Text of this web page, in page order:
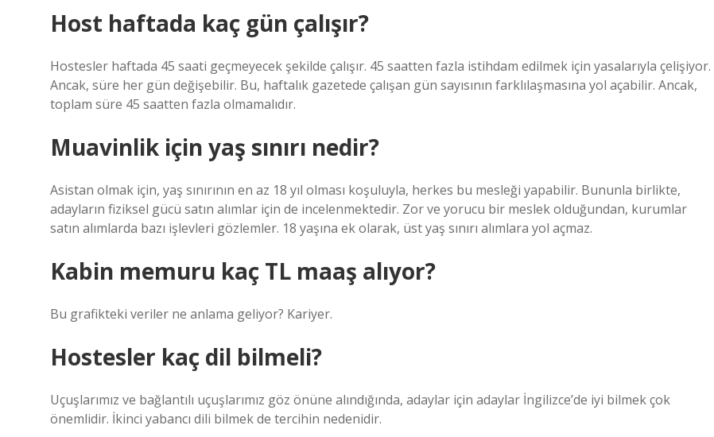
Host haftada kaç gün çalışır?
Hostesler haftada 45 saati geçmeyecek şekilde çalışır. 45 saatten fazla istihdam edilmek için yasalarıyla çelişiyor.
Ancak, süre her gün değişebilir. Bu, haftalık gazetede çalışan gün sayısının farklılaşmasına yol açabilir. Ancak,
toplam süre 45 saatten fazla olmamalıdır.
Muavinlik için yaş sınırı nedir?
Asistan olmak için, yaş sınırının en az 18 yıl olması koşuluyla, herkes bu mesleği yapabilir. Bununla birlikte,
adayların fiziksel gücü satın alımlar için de incelenmektedir. Zor ve yorucu bir meslek olduğundan, kurumlar
satın alımlarda bazı işlevleri gözlemler. 18 yaşına ek olarak, üst yaş sınırı alımlara yol açmaz.
Kabin memuru kaç TL maaş alıyor?
Bu grafikteki veriler ne anlama geliyor? Kariyer.
Hostesler kaç dil bilmeli?
Uçuşlarımız ve bağlantılı uçuşlarımız göz önüne alındığında, adaylar için adaylar İngilizce’de iyi bilmek çok
önemlidir. İkinci yabancı dili bilmek de tercihin nedenidir.